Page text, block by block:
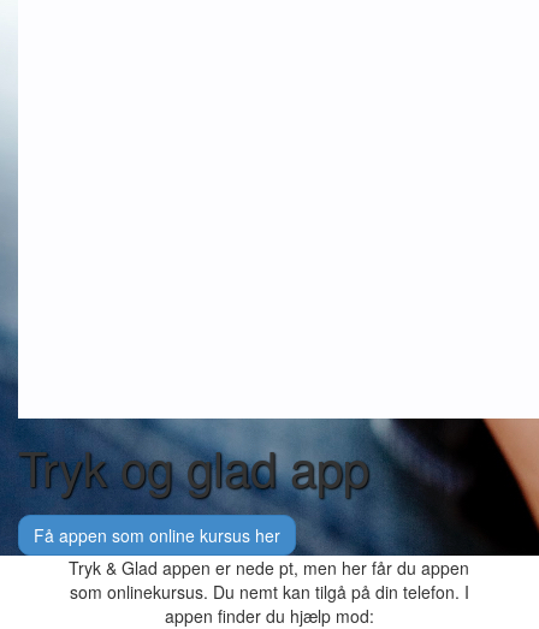
Tryk og glad app
Få appen som online kursus her
Tryk & Glad appen er nede pt, men her får du appen
som onlinekursus. Du nemt kan tilgå på din telefon. I
appen finder du hjælp mod: